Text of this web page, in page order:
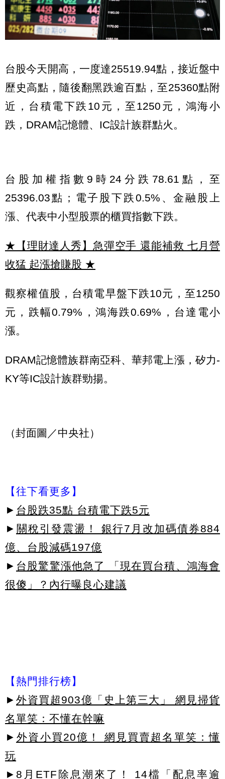
台股今天開高，一度達25519.94點，接近盤中
歷史高點，隨後翻黑跌逾百點，至25360點附
近，台積電下跌10元，至1250元，鴻海小
跌，DRAM記憶體、IC設計族群點火。
台股加權指數9時24分跌78.61點，至
25396.03點；電子股下跌0.5%、金融股上
漲、代表中小型股票的櫃買指數下跌。
★【理財達人秀】急彈空手 還能補救 七月營
收猛 起漲搶賺股 ★
觀察權值股，台積電早盤下跌10元，至1250
元，跌幅0.79%，鴻海跌0.69%，台達電小
漲。
DRAM記憶體族群南亞科、華邦電上漲，矽力-
KY等IC設計族群勁揚。
（封面圖／中央社）
【往下看更多】
► 台股跌35點 台積電下跌5元
► 關稅引發震盪！ 銀行7月改加碼債券884
億、台股減碼197億
► 台股驚驚漲他急了 「現在買台積、鴻海會
很傻」？內行曝良心建議
【熱門排行榜】
► 外資買超903億「史上第三大」 網見掃貨
名單笑：不懂在幹嘛
► 外資小買20億！ 網見買賣超名單笑：懂
玩
► 8月ETF除息潮來了！ 14檔「配息率逾